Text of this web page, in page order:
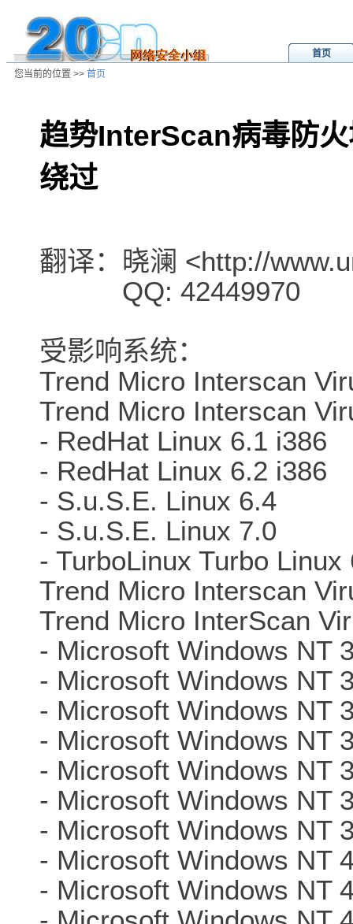
首页
您当前的位置 >> 首页
趋势InterScan病毒防
绕过
翻译：晓澜 <http://
QQ: 42449970
受影响系统：
Trend Micro Interscan
Trend Micro Interscan
- RedHat Linux 6.1 i386
- RedHat Linux 6.2 i386
- S.u.S.E. Linux 6.4
- S.u.S.E. Linux 7.0
- TurboLinux Turbo Linux
Trend Micro Interscan
Trend Micro InterScan
- Microsoft Windows NT
- Microsoft Windows NT
- Microsoft Windows NT
- Microsoft Windows NT
- Microsoft Windows NT
- Microsoft Windows NT
- Microsoft Windows NT
- Microsoft Windows NT
- Microsoft Windows NT